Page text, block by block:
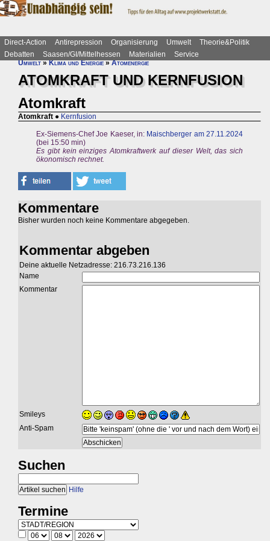
Direct-Action Antirepression Organisierung Umwelt
Theorie&Politik
Debatten
Saasen/GI/Mittelhessen Materialien
Service
Umwelt»Klima und Energie»Atomenergie
ATOMKRAFT UND KERNFUSION
Atomkraft
Atomkraft ● Kernfusion
Ex-Siemens-Chef Joe Kaeser, in: Maischberger am 27.11.2024
(bei 15:50 min)
Es gibt kein einziges Atomkraftwerk auf dieser Welt, das sich
ökonomisch rechnet.
Kommentare
Bisher wurden noch keine Kommentare abgegeben.
Kommentar abgeben
Deine aktuelle Netzadresse: 216.73.216.136
Name
Kommentar
Smileys
Anti-Spam
Suchen
Hilfe
Termine